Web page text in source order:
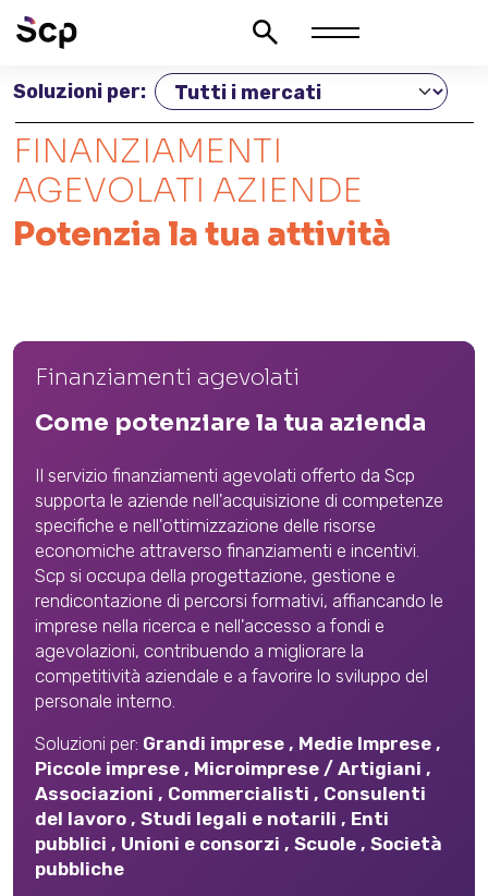
Soluzioni per:
FINANZIAMENTI
AGEVOLATI AZIENDE
Potenzia la tua attività
Finanziamenti agevolati
Come potenziare la tua azienda
Il servizio finanziamenti agevolati offerto da Scp
supporta le aziende nell'acquisizione di competenze
specifiche e nell'ottimizzazione delle risorse
economiche attraverso finanziamenti e incentivi.
Scp si occupa della progettazione, gestione e
rendicontazione di percorsi formativi, affiancando le
imprese nella ricerca e nell'accesso a fondi e
agevolazioni, contribuendo a migliorare la
competitività aziendale e a favorire lo sviluppo del
personale interno.
Soluzioni per: Grandi imprese , Medie Imprese ,
Piccole imprese , Microimprese / Artigiani ,
Associazioni , Commercialisti , Consulenti
del lavoro , Studi legali e notarili , Enti
pubblici , Unioni e consorzi , Scuole , Società
pubbliche